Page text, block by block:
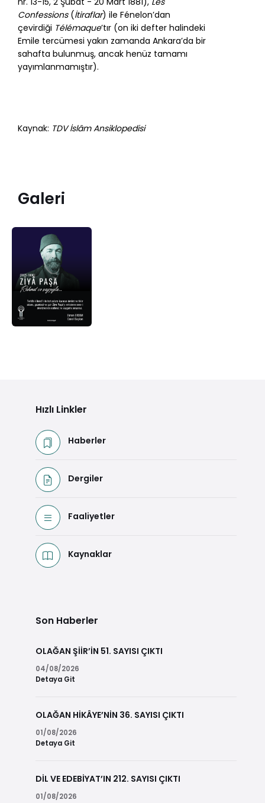
Confessions(İtiraflar) ile Fénelon’dan
çevirdiği Télémaque’tır (on iki defter halindeki
Emile tercümesi yakın zamanda Ankara’da bir
sahafta bulunmuş, ancak henüz tamamı
yayımlanmamıştır).
Kaynak: TDV İslâm Ansiklopedisi
Galeri
Hızlı Linkler
Haberler
Dergiler
Faaliyetler
Kaynaklar
Son Haberler
OLAĞAN ŞİİR’İN 51. SAYISI ÇIKTI
04/08/2026
Detaya Git
OLAĞAN HİKÂYE’NİN 36. SAYISI ÇIKTI
01/08/2026
Detaya Git
DİL VE EDEBİYAT’IN 212. SAYISI ÇIKTI
01/08/2026